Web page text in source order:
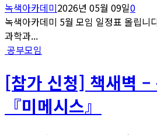
녹색아카데미2026년 05월 09일0
녹색아카데미 5월 모임 일정표 올립니
과학과...
공부모임
[참가 신청] 책새벽
『미메시스』